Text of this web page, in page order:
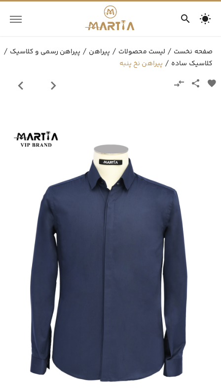
صفحه نخست لیست محصولات پیراهن
پیراهن رسمی و کلاسیک
کلاسیک ساده
پیراهن نخ پنبه